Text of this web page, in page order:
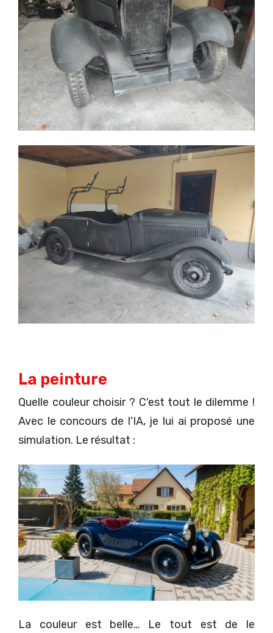
La peinture
Quelle couleur choisir ? C'est tout le dilemme !
Avec le concours de l'IA, je lui ai proposé une
simulation. Le résultat :
La couleur est belle… Le tout est de le